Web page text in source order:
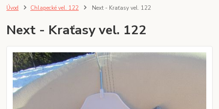
Úvod Chlapecké vel. 122 Next - Kraťasy vel. 122
Next - Kraťasy vel. 122